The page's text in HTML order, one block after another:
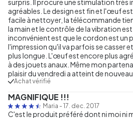
surpris. Il procure une stimulation très
agréables. Le design est fin et l'œuf
facile à nettoyer, la télécommande
la main et le contrôle de la vibration
inconvénient est que le cordon est un
l'impression qu'il va parfois se casser
plus longue. L'œuf est encore plus
à des jouets anaux. Même mon
plaisir du vendredi a atteint de
Achat vérifié
MAGNIFIQUE !!!
Maria - 17. dec. 2017
C'est le produit préféré dont ni moi ni